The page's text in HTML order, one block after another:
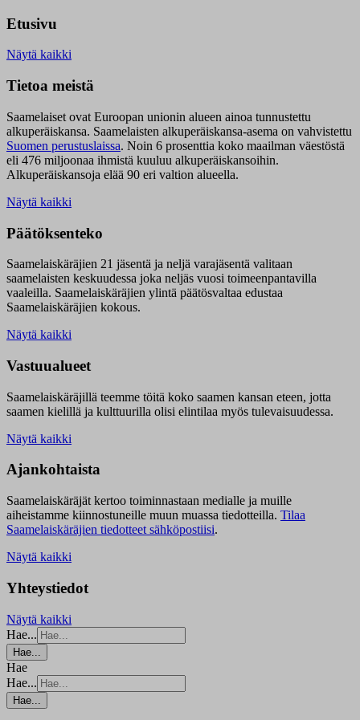
Etusivu
Näytä kaikki
Tietoa meistä
Saamelaiset ovat Euroopan unionin alueen ainoa tunnustettu
alkuperäiskansa. Saamelaisten alkuperäiskansa-asema on vahvistettu
Suomen perustuslaissa. Noin 6 prosenttia koko maailman väestöstä
eli 476 miljoonaa ihmistä kuuluu alkuperäiskansoihin.
Alkuperäiskansoja elää 90 eri valtion alueella.
Näytä kaikki
Päätöksenteko
Saamelaiskäräjien 21 jäsentä ja neljä varajäsentä valitaan
saamelaisten keskuudessa joka neljäs vuosi toimeenpantavilla
vaaleilla. Saamelaiskäräjien ylintä päätösvaltaa edustaa
Saamelaiskäräjien kokous.
Näytä kaikki
Vastuualueet
Saamelaiskäräjillä teemme töitä koko saamen kansan eteen, jotta
saamen kielillä ja kulttuurilla olisi elintilaa myös tulevaisuudessa.
Näytä kaikki
Ajankohtaista
Saamelaiskäräjät kertoo toiminnastaan medialle ja muille
aiheistamme kiinnostuneille muun muassa tiedotteilla. Tilaa
Saamelaiskäräjien tiedotteet sähköpostiisi.
Näytä kaikki
Yhteystiedot
Näytä kaikki
Hae...
Hae...
Hae
Hae...
Hae...